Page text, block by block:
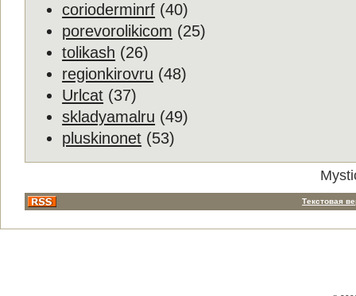
corioderminrf (40)
porevorolikicom (25)
tolikash (26)
regionkirovru (48)
Urlcat (37)
skladyamalru (49)
pluskinonet (53)
Текстовая